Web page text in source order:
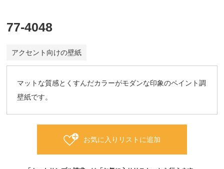
77-4048
アクセント向けの壁紙
マットな質感とくすんだカラーがモダンな印象のペイント調
壁紙です。
お気に入りリストに追加